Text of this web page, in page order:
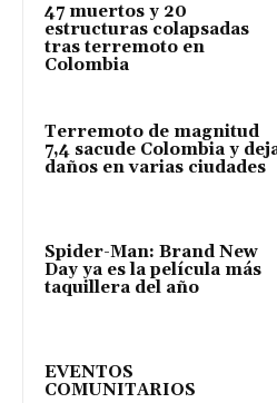
47 muertos y 20
estructuras colapsadas
tras terremoto en
Colombia
Terremoto de magnitud
7,4 sacude Colombia y
daños en varias ciudades
Spider-Man: Brand New
Day ya es la película más
taquillera del año
EVENTOS
COMUNITARIOS